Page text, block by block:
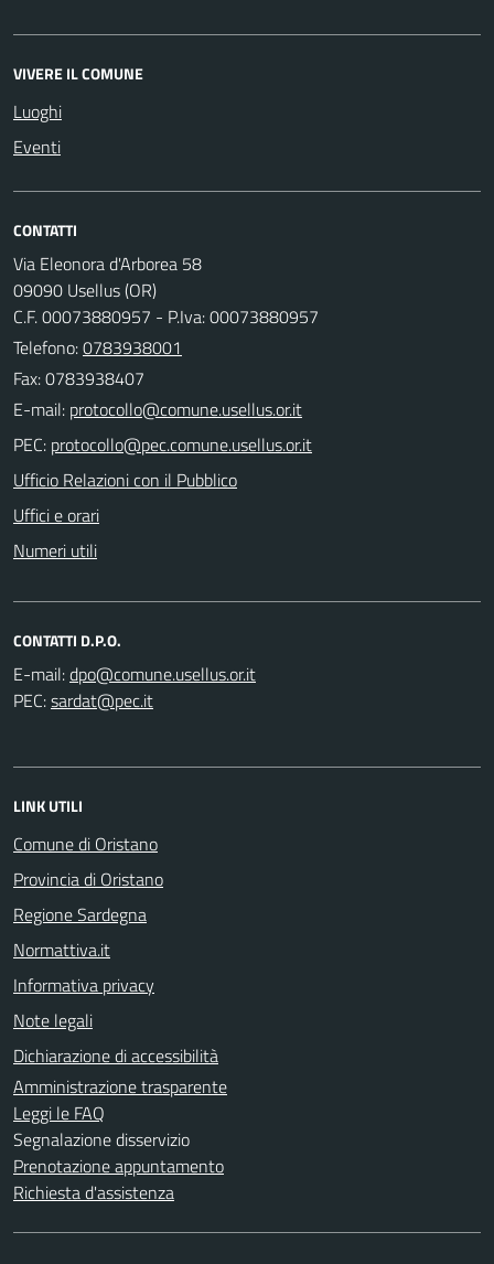
VIVERE IL COMUNE
Luoghi
Eventi
CONTATTI
Via Eleonora d'Arborea 58
09090 Usellus (OR)
C.F. 00073880957 - P.Iva: 00073880957
Telefono:0783938001
Fax: 0783938407
E-mail:
PEC:
Ufficio Relazioni con il Pubblico
Uffici e orari
Numeri utili
CONTATTI D.P.O.
E-mail:
PEC:
LINK UTILI
Comune di Oristano
Provincia di Oristano
Regione Sardegna
Normattiva.it
Informativa privacy
Note legali
Dichiarazione di accessibilità
Amministrazione trasparente
Leggi le FAQ
Segnalazione disservizio
Prenotazione appuntamento
Richiesta d'assistenza